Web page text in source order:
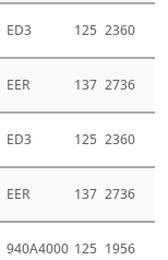
ED3 125 2360
EER 137 2736
ED3 125 2360
EER 137 2736
940A4000 125 1956